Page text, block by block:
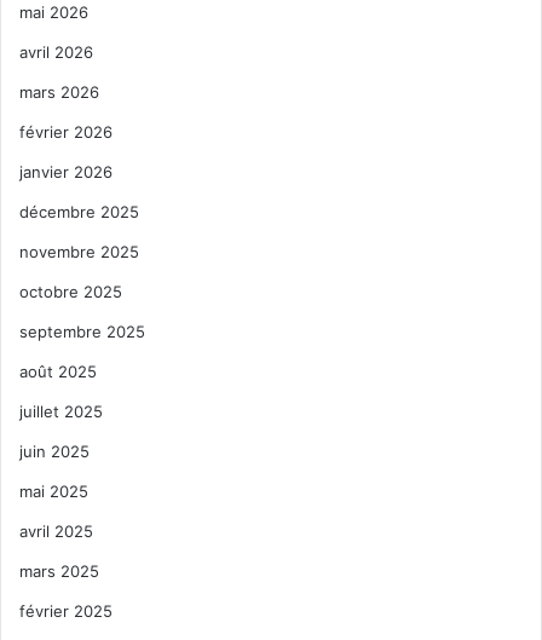
mai 2026
avril 2026
mars 2026
février 2026
janvier 2026
décembre 2025
novembre 2025
octobre 2025
septembre 2025
août 2025
juillet 2025
juin 2025
mai 2025
avril 2025
mars 2025
février 2025